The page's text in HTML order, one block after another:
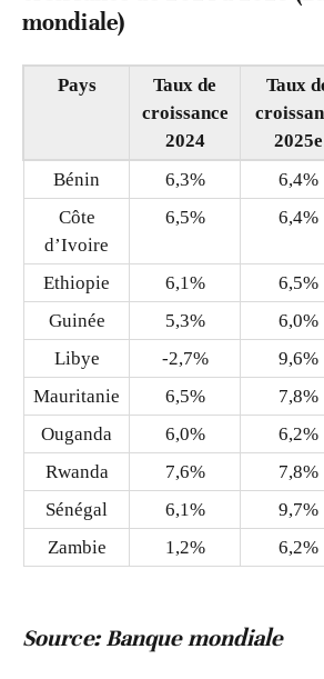
mondiale)
Pays
Taux de
croissance
2024
Taux
2025e
Bénin
6,3% 6,4%
Côte
d’Ivoire
6,5% 6,4%
Ethiopie 6,1% 6,5%
Guinée
5,3% 6,0%
Libye
-2,7% 9,6%
Mauritanie
6,5% 7,8%
Ouganda
6,0% 6,2%
Rwanda
7,6% 7,8%
Sénégal
6,1% 9,7%
Zambie
1,2% 6,2%
Source: Banque mondiale